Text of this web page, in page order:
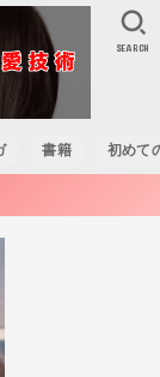
書籍 初めて
SEARCH